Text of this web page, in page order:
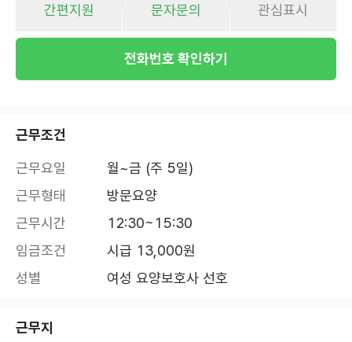
간편지원 문자문의 관심표시
전화번호 확인하기
근무조건
근무요일
월~금 (주 5일)
근무형태
방문요양
근무시간
12:30~15:30
임금조건
시급 13,000원
성별
여성 요양보호사 선호
근무지